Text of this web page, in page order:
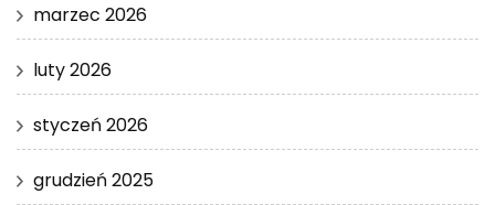
marzec 2026
luty 2026
styczeń 2026
grudzień 2025